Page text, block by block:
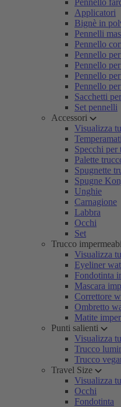
Pennello
Applicatori
Bignè in
Pennelli
Pennello
Pennello
Pennello
Pennello
Pennello
Sacchetti
Set pennelli
Accessori
Visualizza
Specchi per
Palette
Spugnette
Spugne
Unghie
Carnagione
Labbra
Occhi
Set
Trucco
Visualizza
Eyeliner
Fondotinta
Mascara
Correttore
Ombretto
Matite
Punti salienti
Visualizza
Trucco
Trucco
Travel Size
Visualizza
Occhi
Fondotinta